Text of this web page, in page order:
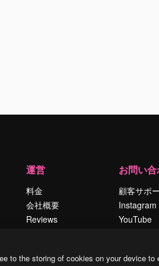
運営
料金
会社概要
Reviews
ブログ
お問い
顧客サポ
Instagram
YouTube
Discord
to the storing of cookies on your device to